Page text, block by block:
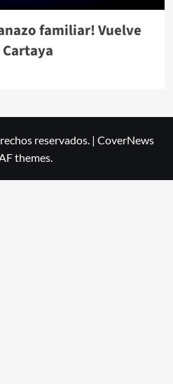
familiar! Vuelve
reservados. | CoverNews
themes.